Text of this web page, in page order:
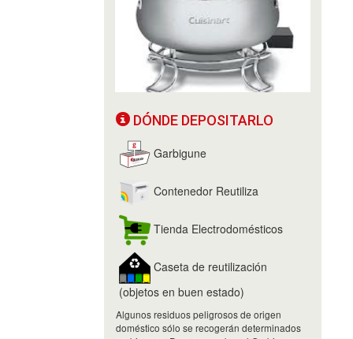
DÓNDE DEPOSITARLO
Garbigune
Contenedor Reutiliza
Tienda Electrodomésticos
Caseta de reutilización
(objetos en buen estado)
Algunos residuos peligrosos de origen
doméstico sólo se recogerán determinados